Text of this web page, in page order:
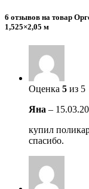
6 отзывов на товар
1,525×2,05 м
Оценка 5 из 5
Яна –
купил
спасибо.